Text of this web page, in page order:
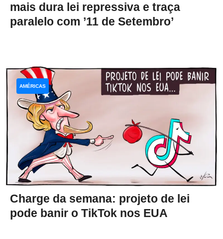
mais dura lei repressiva e traça
paralelo com ’11 de Setembro’
Charge da semana: projeto de lei
pode banir o TikTok nos EUA
AMÉRICAS